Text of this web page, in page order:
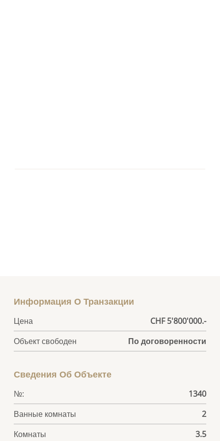
Информация О Транзакции
Цена
CHF 5'800'000.-
Объект свободен
По договоренности
Сведения Об Объекте
№:
1340
Ванные комнаты
2
Комнаты
3.5